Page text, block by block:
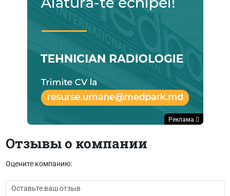
Реклама
Отзывы о компании
Оцените компанию: